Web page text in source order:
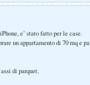
e’ stato fatto per le case.
un appartamento di 70 mq e
di parquet.